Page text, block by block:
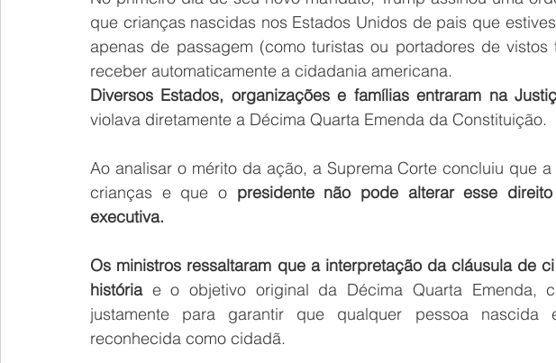
que crianças nascidas nos Estados Unidos de pais que
apenas de passagem (como turistas ou portadores de vistos
receber automaticamente a cidadania americana.
Diversos Estados, organizações e famílias entraram na
violava diretamente a Décima Quarta Emenda da Constituição.
Ao analisar o mérito da ação, a Suprema Corte concluiu que
crianças e que o presidente não pode alterar esse
executiva.
Os ministros ressaltaram que a interpretação da cláusula de
história e o objetivo original da Décima Quarta Emenda,
justamente para garantir que qualquer pessoa nascida
reconhecida como cidadã.